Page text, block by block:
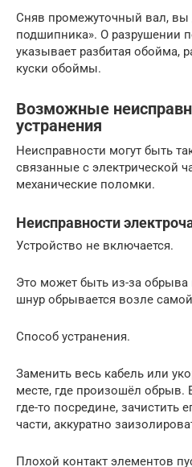
Сняв промежуточный вал, вы
подшипника». О разрушении
указывает разбитая обойма,
куски обоймы.
Возможные
устранения
Неисправности могут быть
связанные с электрической
механические поломки.
Неисправности
Устройство не включается.
Это может быть из-за обрыва
шнур обрывается возле
Способ устранения.
Заменить весь кабель или
месте, где произошёл
где-то посредине, зачистить
части, аккуратно
Плохой контакт элементов